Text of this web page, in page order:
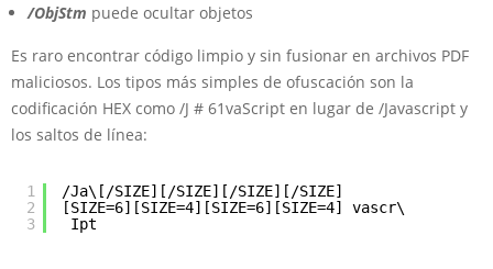
/ObjStm puede ocultar objetos
Es raro encontrar código limpio y sin fusionar en archivos PDF
maliciosos. Los tipos más simples de ofuscación son la
codificación HEX como /J # 61vaScript en lugar de /Javascript y
los saltos de línea:
1
2
3
/Ja\[/SIZE][/SIZE][/SIZE][/SIZE]
[SIZE=6][SIZE=4][SIZE=6][SIZE=4] vascr\
Ipt